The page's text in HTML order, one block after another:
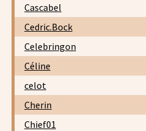
Cascabel
Cedric.Bock
Celebringon
Céline
celot
Cherin
Chief01